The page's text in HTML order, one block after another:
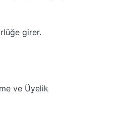
girer.
ve Üyelik